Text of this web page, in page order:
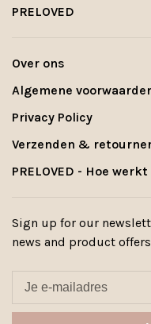
PRELOVED
Over ons
Algemene
Privacy Policy
Verzenden &
PRELOVED - Hoe
Sign up for our
news and product